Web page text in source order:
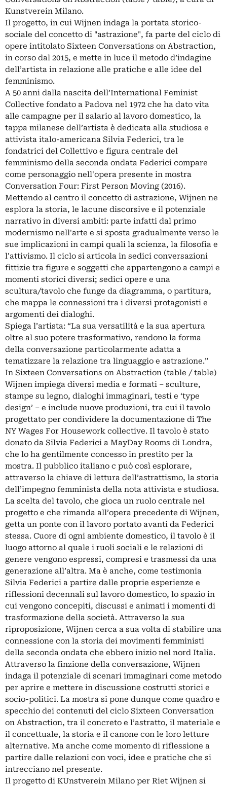
Kunstverein Milano.
Il progetto, in cui Wijnen indaga la portata storico-
sociale del concetto di "astrazione", fa parte del ciclo di
opere intitolato Sixteen Conversations on Abstraction,
in corso dal 2015, e mette in luce il metodo d’indagine
dell’artista in relazione alle pratiche e alle idee del
femminismo.
A 50 anni dalla nascita dell’International Feminist
Collective fondato a Padova nel 1972 che ha dato vita
alle campagne per il salario al lavoro domestico, la
tappa milanese dell’artista è dedicata alla studiosa e
attivista italo-americana Silvia Federici, tra le
fondatrici del Collettivo e figura centrale del
femminismo della seconda ondata Federici compare
come personaggio nell'opera presente in mostra
Conversation Four: First Person Moving (2016).
Mettendo al centro il concetto di astrazione, Wijnen ne
esplora la storia, le lacune discorsive e il potenziale
narrativo in diversi ambiti: parte infatti dal primo
modernismo nell'arte e si sposta gradualmente verso le
sue implicazioni in campi quali la scienza, la filosofia e
l'attivismo. Il ciclo si articola in sedici conversazioni
fittizie tra figure e soggetti che appartengono a campi e
momenti storici diversi; sedici opere e una
scultura/tavolo che funge da diagramma, o partitura,
che mappa le connessioni tra i diversi protagonisti e
argomenti dei dialoghi.
Spiega l’artista: “La sua versatilità e la sua apertura
oltre al suo potere trasformativo, rendono la forma
della conversazione particolarmente adatta a
tematizzare la relazione tra linguaggio e astrazione.”
In Sixteen Conversations on Abstraction (table / table)
Wijnen impiega diversi media e formati – sculture,
stampe su legno, dialoghi immaginari, testi e ‘type
design’ – e include nuove produzioni, tra cui il tavolo
progettato per condividere la documentazione di The
NY Wages For Housework collective. Il tavolo è stato
donato da Silvia Federici a MayDay Rooms di Londra,
che lo ha gentilmente concesso in prestito per la
mostra. Il pubblico italiano c può così esplorare,
attraverso la chiave di lettura dell’astrattismo, la storia
dell’impegno femminista della nota attivista e studiosa.
La scelta del tavolo, che gioca un ruolo centrale nel
progetto e che rimanda all’opera precedente di Wijnen,
getta un ponte con il lavoro portato avanti da Federici
stessa. Cuore di ogni ambiente domestico, il tavolo è il
luogo attorno al quale i ruoli sociali e le relazioni di
genere vengono espressi, compresi e trasmessi da una
generazione all’altra. Ma è anche, come testimonia
Silvia Federici a partire dalle proprie esperienze e
riflessioni decennali sul lavoro domestico, lo spazio in
cui vengono concepiti, discussi e animati i momenti di
trasformazione della società. Attraverso la sua
riproposizione, Wijnen cerca a sua volta di stabilire una
connessione con la storia dei movimenti femministi
della seconda ondata che ebbero inizio nel nord Italia.
Attraverso la finzione della conversazione, Wijnen
indaga il potenziale di scenari immaginari come metodo
per aprire e mettere in discussione costrutti storici e
socio-politici. La mostra si pone dunque come quadro e
specchio dei contenuti del ciclo Sixteen Conversation
on Abstraction, tra il concreto e l’astratto, il materiale e
il concettuale, la storia e il canone con le loro letture
alternative. Ma anche come momento di riflessione a
partire dalle relazioni con voci, idee e pratiche che si
intrecciano nel presente.
Il progetto di KUnstverein Milano per Riet Wijnen si